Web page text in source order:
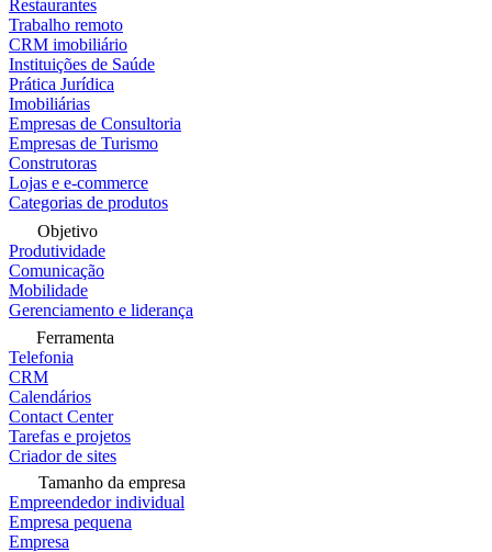
Restaurantes
Trabalho remoto
CRM imobiliário
Instituições de Saúde
Prática Jurídica
Imobiliárias
Empresas de Consultoria
Empresas de Turismo
Construtoras
Lojas e e-commerce
Categorias de produtos
Objetivo
Produtividade
Comunicação
Mobilidade
Gerenciamento e liderança
Ferramenta
Telefonia
CRM
Calendários
Contact Center
Tarefas e projetos
Criador de sites
Tamanho da empresa
Empreendedor individual
Empresa pequena
Empresa